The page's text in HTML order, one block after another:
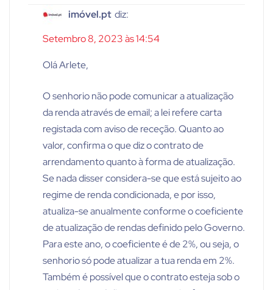
imóvel.pt diz:
Setembro 8, 2023 às 14:54
Olá Arlete,
O senhorio não pode comunicar a atualização
da renda através de email; a lei refere carta
registada com aviso de receção. Quanto ao
valor, confirma o que diz o contrato de
arrendamento quanto à forma de atualização.
Se nada disser considera-se que está sujeito ao
regime de renda condicionada, e por isso,
atualiza-se anualmente conforme o coeficiente
de atualização de rendas definido pelo Governo.
Para este ano, o coeficiente é de 2%, ou seja, o
senhorio só pode atualizar a tua renda em 2%.
Também é possível que o contrato esteja sob o